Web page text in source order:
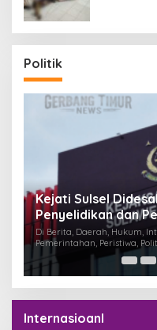
Politik
Pandawa
Audensi bersama
Dukungan untuk
Serentak 2025
Di Berita, Daerah,
Politik, Sosial
24
Internasioanl